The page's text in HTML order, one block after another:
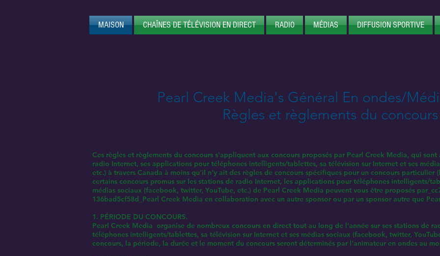
MAISON CHAÎNES DE TÉLÉVISION EN DIRECT RADIO MÉDIAS DIFFUSION SPORTIVE
Pearl Creek Media's Général En ondes/
Règles et règlements du concours
Ces règles et règlements du concours s'appliquent aux concours proposés par Pearl Creek Media, qui
radio Internet, ses applications pour téléphones intelligents/tablettes, sa télévision sur Internet et ses
etc.) à travers Canada à moins qu'il n'y ait des règles de concours spécifiques pour un concours particulier
certains concours promus sur les stations de radio Internet, les applications pour téléphones intelligents/
médias sociaux (facebook, twitter, YouTube, etc.) de Pearl Creek Media peuvent vous être proposés
136bad5cf58d_Pearl Creek Media en collaboration avec un autre sponsor ou par un sponsor autre que
1. PÉRIODE DU CONCOURS.
Pearl Creek Media organise de nombreux concours en direct tout au long de l'année sur ses stations de
téléphones intelligents/tablettes, sa télévision sur Internet et ses médias sociaux (facebook, twitter,
concours, la période, la durée et le moment du concours seront déterminés par l'animateur en ondes au